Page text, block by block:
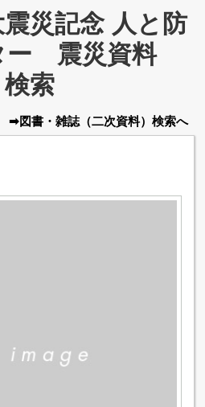
災記念 人と防
ー 震災資料
検索
➡図書・雑誌（二次資料） 検索へ